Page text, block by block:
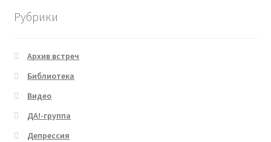
Рубрики
Архив встреч
Библиотека
Видео
ДА!-группа
Депрессия